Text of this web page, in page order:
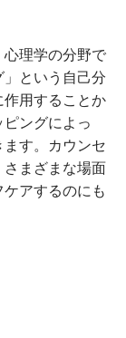
理学の分野で
という自己分
用することか
ングによっ
す。カウンセ
さまざまな場面
アするのにも